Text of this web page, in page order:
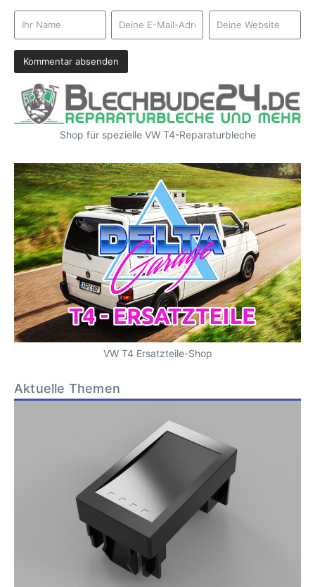
Shop für spezielle VW T4-Reparaturbleche
VW T4 Ersatzteile-Shop
Aktuelle Themen